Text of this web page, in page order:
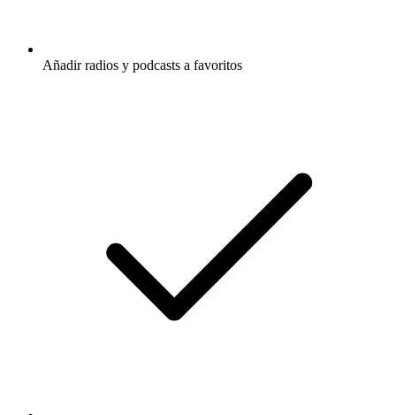
Añadir radios y podcasts a favoritos